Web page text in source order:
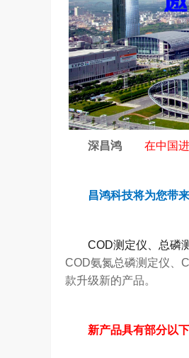
深昌鸿 在中国
昌鸿科技将为您带来
COD测定仪、总磷测
COD氨氮总磷测定仪、
款升级新的产品。
新产品具有部分以